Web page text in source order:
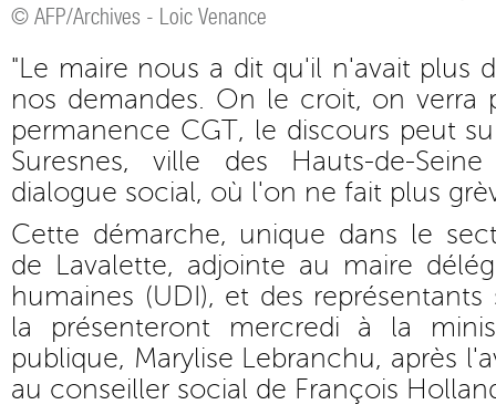
© AFP/Archives - Loic Venance
"Le maire nous a dit qu'il n'avait plus
nos demandes. On le croit, on verra
permanence CGT, le discours peut
Suresnes, ville des Hauts-de-
dialogue social, où l'on ne fait plus
Cette démarche, unique dans le
de Lavalette, adjointe au maire
humaines (UDI), et des
la présenteront mercredi à la
publique, Marylise Lebranchu, après
au conseiller social de François